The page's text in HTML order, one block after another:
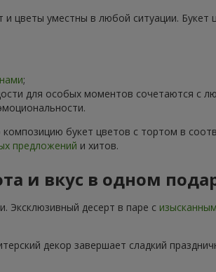
цветы уместны в любой ситуации.
;
для особых моментов сочетаются с
букет цветов с тортом в
предложений и хитов.
и вкус в одном
Эксклюзивный десерт в паре с
декор завершает сладкий